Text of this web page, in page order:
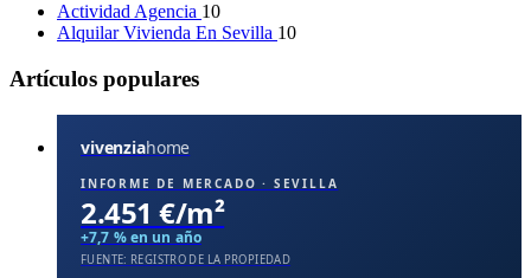
Actividad Agencia 10
Alquilar Vivienda En Sevilla 10
Artículos populares
vivenziahome
INFORME DE MERCADO · SEVILLA
2.451 €/m²
+7,7 % en un año
FUENTE: REGISTRO DE LA PROPIEDAD